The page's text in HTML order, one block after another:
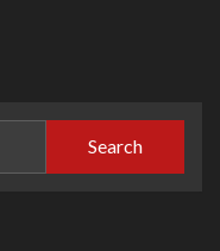
Search